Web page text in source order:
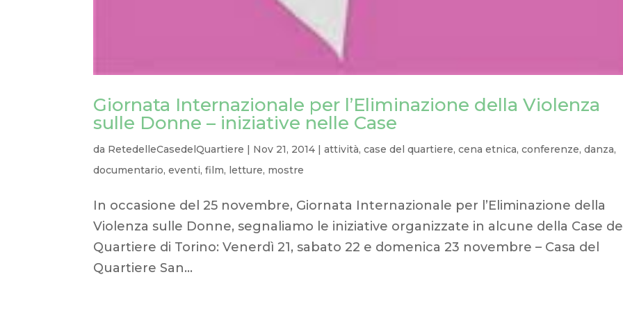
Giornata Internazionale per l’Eliminazione della Violenza
sulle Donne – iniziative nelle Case
da RetedelleCasedelQuartiere | Nov 21, 2014 |attività,case del quartiere,cena etnica,conferenze,danza,
documentario,eventi,film, letture, mostre
In occasione del 25 novembre, Giornata Internazionale per l’Eliminazione della
Violenza sulle Donne, segnaliamo le iniziative organizzate in alcune della Case
Quartiere di Torino: Venerdì 21, sabato 22 e domenica 23 novembre – Casa del
Quartiere San...